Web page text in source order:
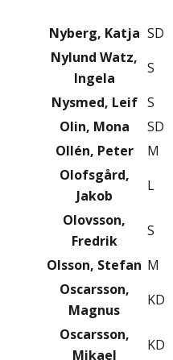
Nyberg, Katja SD
Nylund Watz,
Ingela
S
Nysmed, Leif S
Olin, Mona
SD
Ollén, Peter
M
Olofsgård,
Jakob
L
Olovsson,
Fredrik
S
Olsson, Stefan M
Oscarsson,
Magnus
KD
Oscarsson,
Mikael
KD